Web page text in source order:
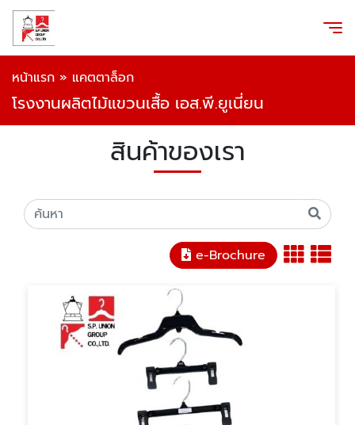
หน้าแรก » แคตตาล็อก
โรงงานผลิตไม้แขวนเสื้อ เอส.พี.ยูเนี่ยน
สินค้าของเรา
e-Brochure